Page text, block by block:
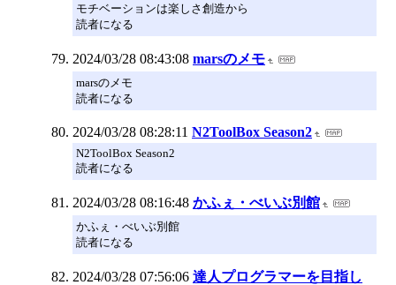
モチベーションは楽しさ創造から
読者になる
2024/03/28 08:43:08 marsのメモ
marsのメモ
読者になる
2024/03/28 08:28:11 N2ToolBox Season2
N2ToolBox Season2
読者になる
2024/03/28 08:16:48 かふぇ・べいぶ別館
かふぇ・べいぶ別館
読者になる
2024/03/28 07:56:06 達人プログラマーを目指し